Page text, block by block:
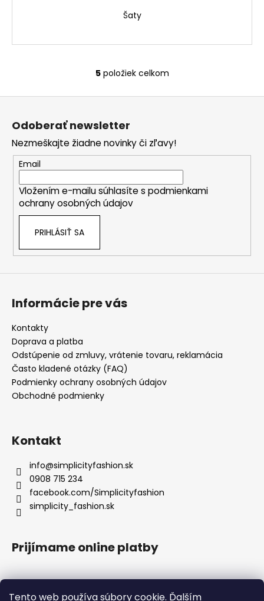
Tento web používa súbory cookie. Ďalším
Šaty
O
v
a
c
i
e
p
r
v
ý
5položiek celkom
Z
Odoberať newsletter
Nezmeškajte žiadne novinky či zľavy!
Email
Vložením e-mailu súhlasíte s podmienkami
ochrany osobných údajov
PRIHLÁSIŤ SA
Informácie pre vás
Kontakty
Doprava a platba
Odstúpenie od zmluvy, vrátenie tovaru, reklamácia
Často kladené otázky (FAQ)
Podmienky ochrany osobných údajov
Obchodné podmienky
Kontakt
info@simplicityfashion.sk
0908 715 234
facebook.com/Simplicityfashion
simplicity_fashion.sk
Prijímame online platby